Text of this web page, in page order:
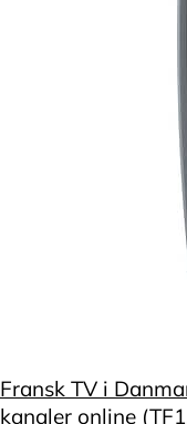
Fransk TV i
kanaler online